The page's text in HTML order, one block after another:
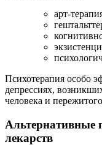
арт-
Психотерапия особо
депрессиях,
человека и
Альтернативные
лекарств